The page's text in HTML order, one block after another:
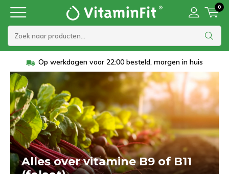
0
Op werkdagen voor 22:00 besteld, morgen in huis
Alles over vitamine B9 of B11